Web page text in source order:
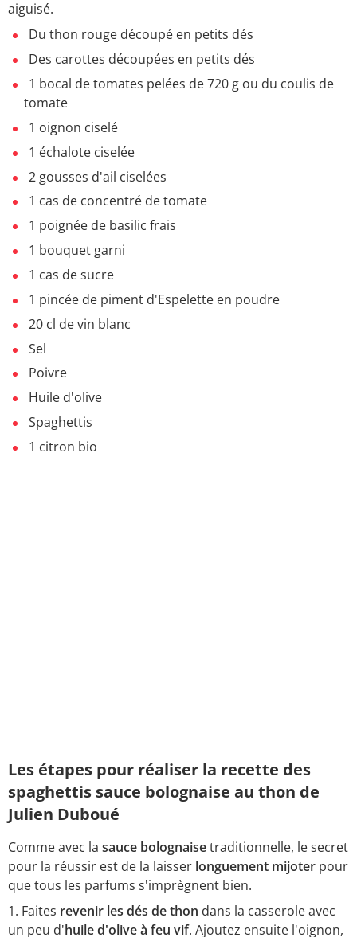
aiguisé.
Du thon rouge découpé en petits dés
Des carottes découpées en petits dés
1 bocal de tomates pelées de 720 g ou du coulis de
tomate
1 oignon ciselé
1 échalote ciselée
2 gousses d'ail ciselées
1 cas de concentré de tomate
1 poignée de basilic frais
1 bouquet garni
1 cas de sucre
1 pincée de piment d'Espelette en poudre
20 cl de vin blanc
Sel
Poivre
Huile d'olive
Spaghettis
1 citron bio
Les étapes pour réaliser la recette des
spaghettis sauce bolognaise au thon de
Julien Duboué
Comme avec la sauce bolognaisetraditionnelle, le secret
pour la réussir est de la laisser longuement mijoter pour
que tous les parfums s'imprègnent bien.
Faites revenir les dés dethon dans la casserole avec
un peu d'huile d'olive à feu vif. Ajoutez ensuite l'oignon,